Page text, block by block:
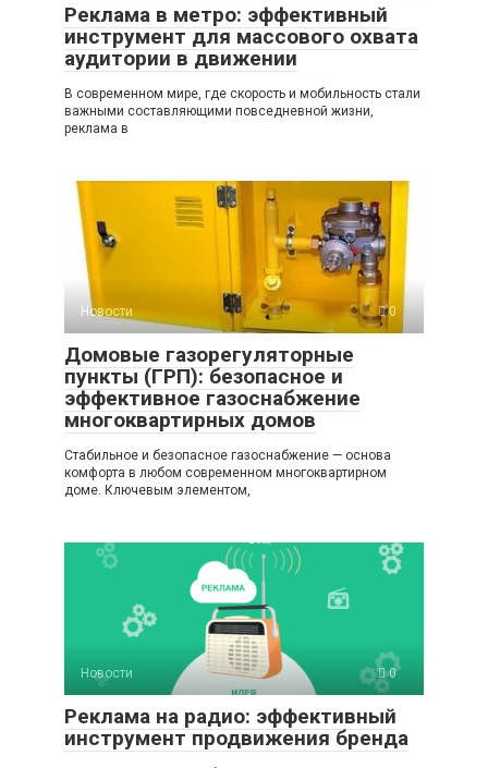
Реклама в метро: эффективный
инструмент для массового охвата
аудитории в движении
В современном мире, где скорость и мобильность стали
важными составляющими повседневной жизни,
реклама в
Новости 0
Домовые газорегуляторные
пункты (ГРП): безопасное и
эффективное газоснабжение
многоквартирных домов
Стабильное и безопасное газоснабжение — основа
комфорта в любом современном многоквартирном
доме. Ключевым элементом,
Новости 0
Реклама на радио: эффективный
инструмент продвижения бренда